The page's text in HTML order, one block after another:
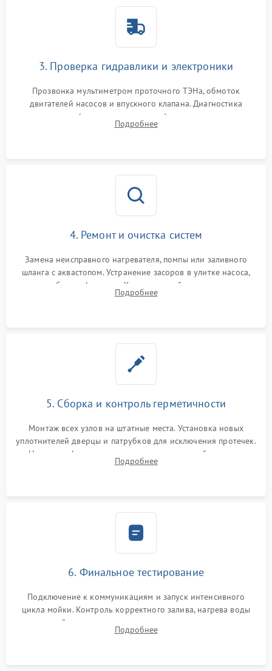
3. Проверка гидравлики и электроники
Прозвонка мультиметром проточного ТЭНа, обмоток
двигателей насосов и впускного клапана. Диагностика
прессостата (датчика уровня воды), датчика мутности,
концевика дверцы и электронного модуля управления.
Подробнее
4. Ремонт и очистка систем
Замена неисправного нагревателя, помпы или заливного
шланга с аквастопом. Устранение засоров в улитке насоса,
патрубках и фильтрах. Компонентный ремонт платы
управления, восстановление поврежденной проводки.
Подробнее
5. Сборка и контроль герметичности
Монтаж всех узлов на штатные места. Установка новых
уплотнителей дверцы и патрубков для исключения протечек.
Надежная фиксация хомутов гидравлической системы,
сборка корпуса и установка датчика поплавка.
Подробнее
6. Финальное тестирование
Подключение к коммуникациям и запуск интенсивного
цикла мойки. Контроль корректного залива, нагрева воды
до нужной температуры, отсутствия посторонних шумов,
штатного слива и абсолютной сухости в поддоне.
Подробнее